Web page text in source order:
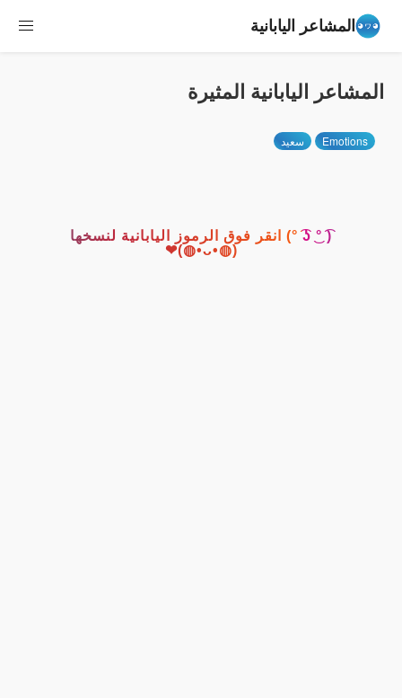
المشاعر اليابانية
المشاعر اليابانية المثيرة
Emotions سعيد
( ͡° ͜ʖ ͡°) انقر فوق الرموز اليابانية لنسخها
(◍•ᴗ•◍)❤